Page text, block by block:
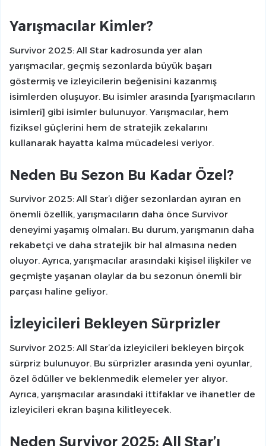
Yarışmacılar Kimler?
Survivor 2025: All Star kadrosunda yer alan
yarışmacılar, geçmiş sezonlarda büyük başarı
göstermiş ve izleyicilerin beğenisini kazanmış
isimlerden oluşuyor. Bu isimler arasında [yarışmacıların
isimleri] gibi isimler bulunuyor. Yarışmacılar, hem
fiziksel güçlerini hem de stratejik zekalarını
kullanarak hayatta kalma mücadelesi veriyor.
Neden Bu Sezon Bu Kadar Özel?
Survivor 2025: All Star’ı diğer sezonlardan ayıran en
önemli özellik, yarışmacıların daha önce Survivor
deneyimi yaşamış olmaları. Bu durum, yarışmanın daha
rekabetçi ve daha stratejik bir hal almasına neden
oluyor. Ayrıca, yarışmacılar arasındaki kişisel ilişkiler ve
geçmişte yaşanan olaylar da bu sezonun önemli bir
parçası haline geliyor.
İzleyicileri Bekleyen Sürprizler
Survivor 2025: All Star’da izleyicileri bekleyen birçok
sürpriz bulunuyor. Bu sürprizler arasında yeni oyunlar,
özel ödüller ve beklenmedik elemeler yer alıyor.
Ayrıca, yarışmacılar arasındaki ittifaklar ve ihanetler de
izleyicileri ekran başına kilitleyecek.
Neden Survivor 2025: All Star’ı